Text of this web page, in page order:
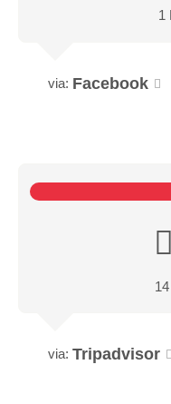
1
via: Facebook
via: Tripadvisor